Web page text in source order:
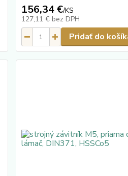
156,34 €/KS
127,11 € bez DPH
Pridať do